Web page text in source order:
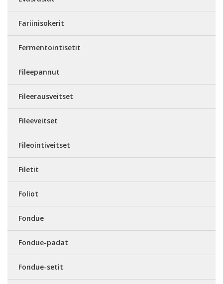
Fariinisokerit
Fermentointisetit
Fileepannut
Fileerausveitset
Fileeveitset
Fileointiveitset
Filetit
Foliot
Fondue
Fondue-padat
Fondue-setit